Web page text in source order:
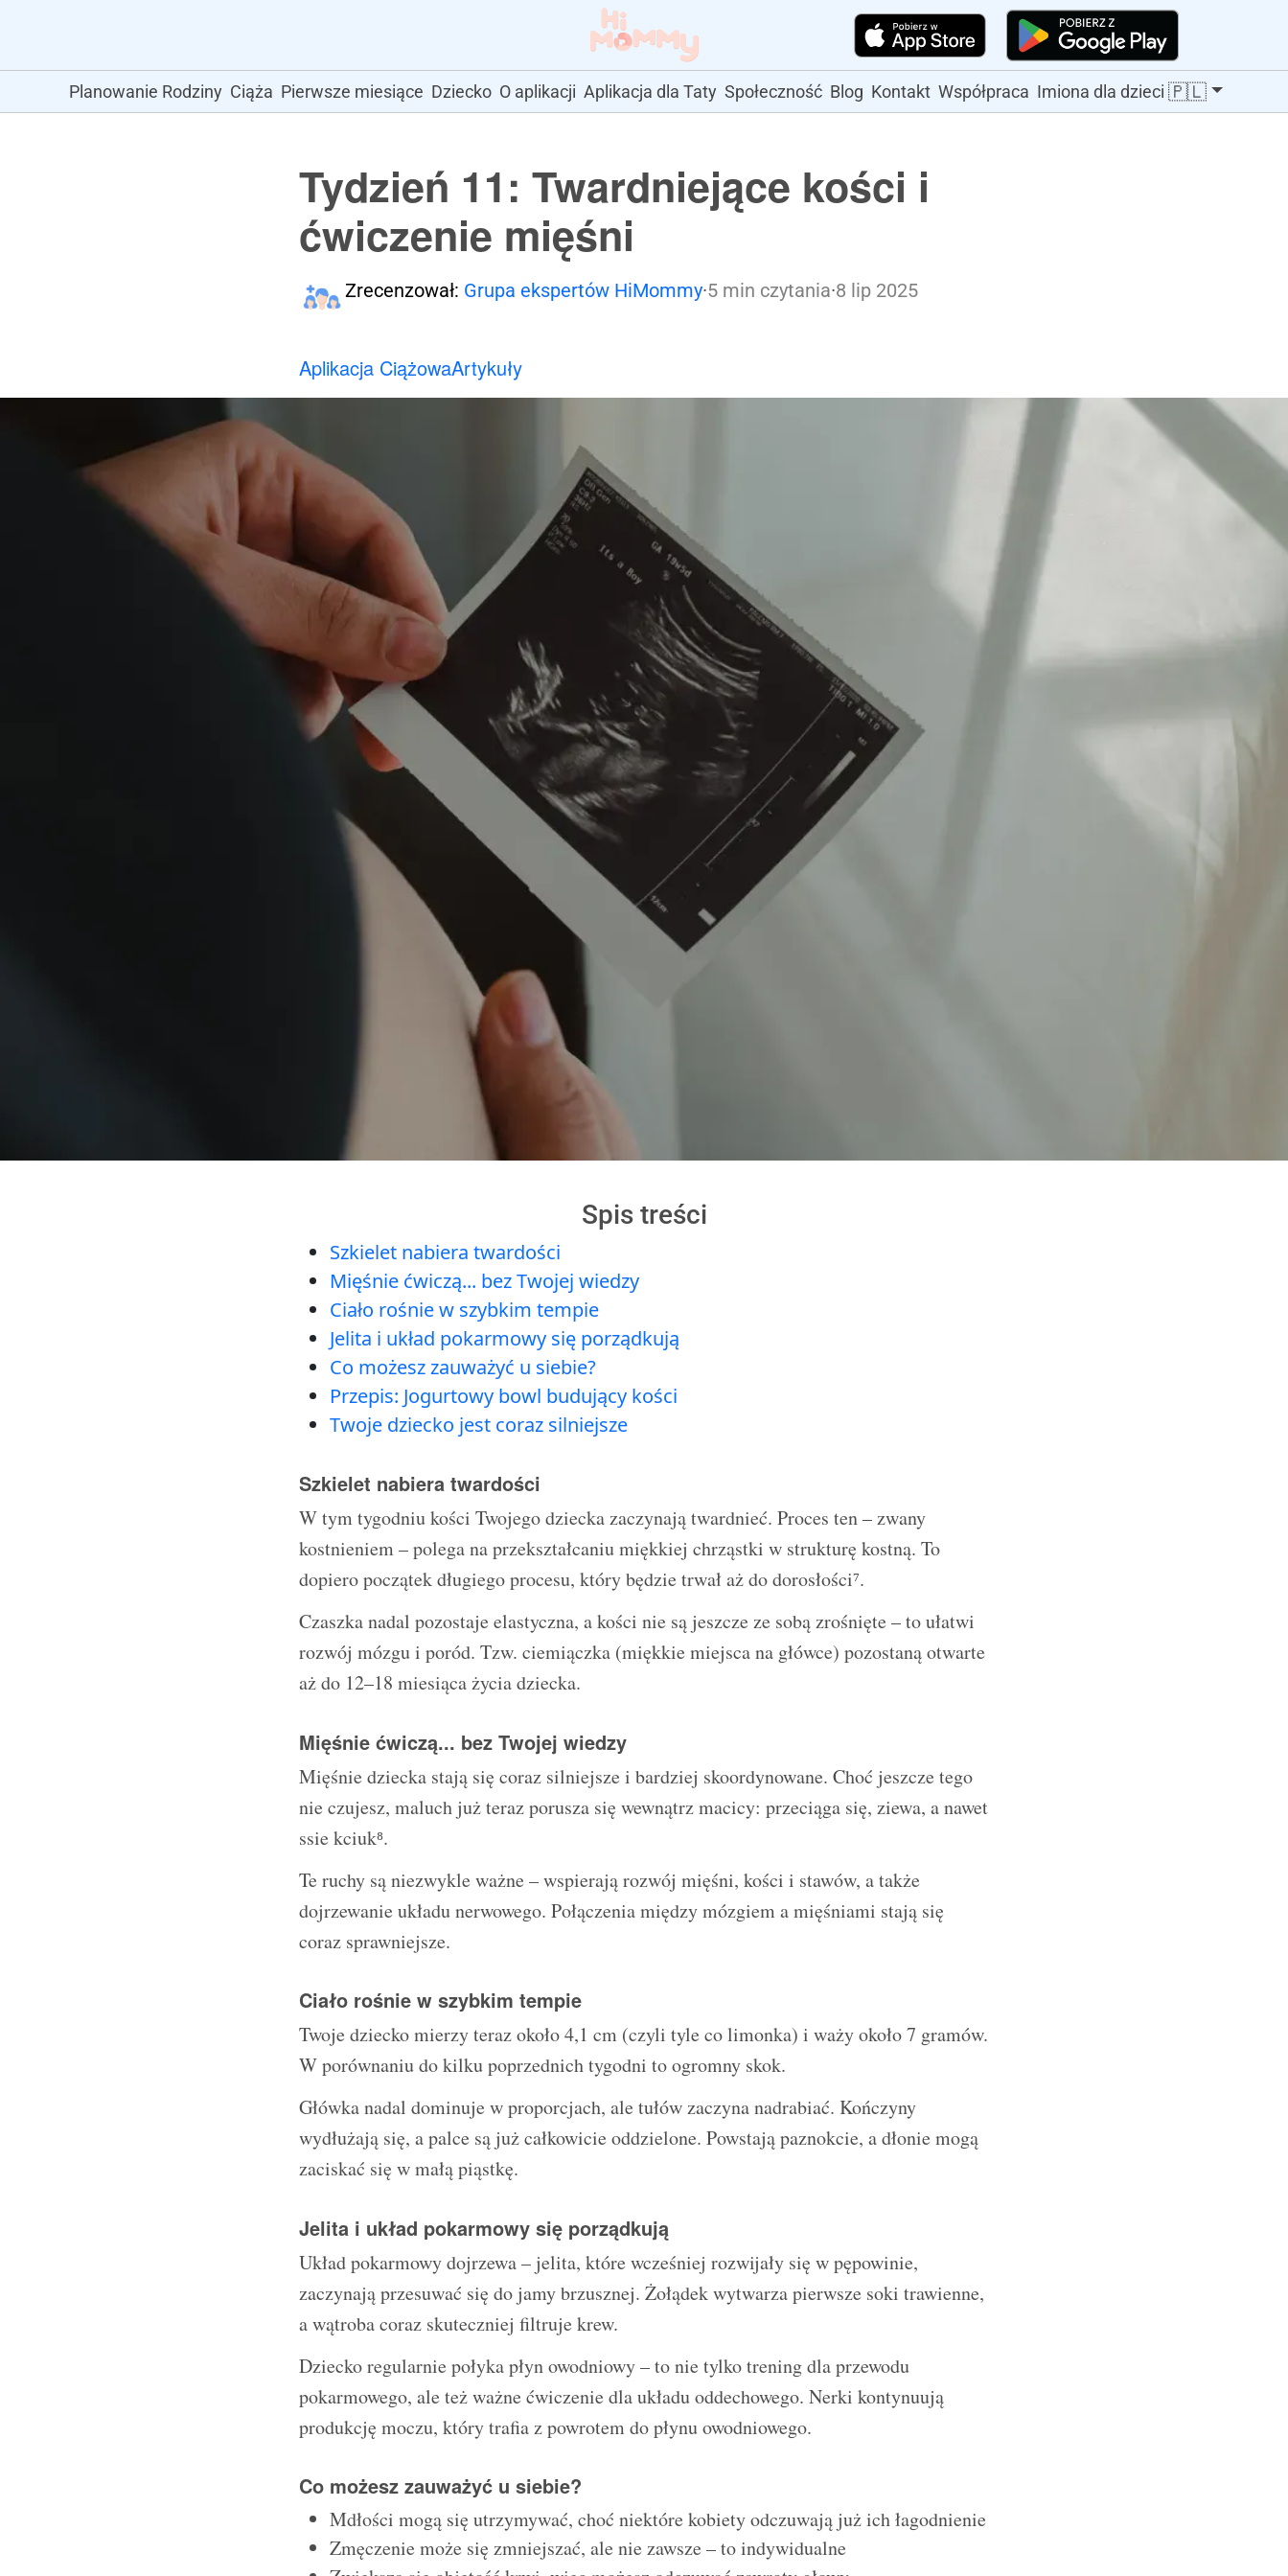
Planowanie Rodziny Ciąża Pierwsze miesiące Dziecko O aplikacji Aplikacja dla Taty Społeczność Blog Kontakt Współpraca Imiona dla dzieci 🇵🇱
Tydzień 11: Twardniejące kości i
ćwiczenie mięśni
Zrecenzował: Grupa ekspertów HiMommy·5 min czytania·8 lip 2025
Aplikacja CiążowaArtykuły
Spis treści
Szkielet nabiera twardości
Mięśnie ćwiczą... bez Twojej wiedzy
Ciało rośnie w szybkim tempie
Jelita i układ pokarmowy się porządkują
Co możesz zauważyć u siebie?
Przepis: Jogurtowy bowl budujący kości
Twoje dziecko jest coraz silniejsze
Szkielet nabiera twardości
W tym tygodniu kości Twojego dziecka zaczynają twardnieć. Proces ten – zwany
kostnieniem – polega na przekształcaniu miękkiej chrząstki w strukturę kostną. To
dopiero początek długiego procesu, który będzie trwał aż do dorosłości⁷.
Czaszka nadal pozostaje elastyczna, a kości nie są jeszcze ze sobą zrośnięte – to ułatwi
rozwój mózgu i poród. Tzw. ciemiączka (miękkie miejsca na główce) pozostaną otwarte
aż do 12–18 miesiąca życia dziecka.
Mięśnie ćwiczą... bez Twojej wiedzy
Mięśnie dziecka stają się coraz silniejsze i bardziej skoordynowane. Choć jeszcze tego
nie czujesz, maluch już teraz porusza się wewnątrz macicy: przeciąga się, ziewa, a nawet
ssie kciuk⁸.
Te ruchy są niezwykle ważne – wspierają rozwój mięśni, kości i stawów, a także
dojrzewanie układu nerwowego. Połączenia między mózgiem a mięśniami stają się
coraz sprawniejsze.
Ciało rośnie w szybkim tempie
Twoje dziecko mierzy teraz około 4,1 cm (czyli tyle co limonka) i waży około 7 gramów.
W porównaniu do kilku poprzednich tygodni to ogromny skok.
Główka nadal dominuje w proporcjach, ale tułów zaczyna nadrabiać. Kończyny
wydłużają się, a palce są już całkowicie oddzielone. Powstają paznokcie, a dłonie mogą
zaciskać się w małą piąstkę.
Jelita i układ pokarmowy się porządkują
Układ pokarmowy dojrzewa – jelita, które wcześniej rozwijały się w pępowinie,
zaczynają przesuwać się do jamy brzusznej. Żołądek wytwarza pierwsze soki trawienne,
a wątroba coraz skuteczniej filtruje krew.
Dziecko regularnie połyka płyn owodniowy – to nie tylko trening dla przewodu
pokarmowego, ale też ważne ćwiczenie dla układu oddechowego. Nerki kontynuują
produkcję moczu, który trafia z powrotem do płynu owodniowego.
Co możesz zauważyć u siebie?
Mdłości mogą się utrzymywać, choć niektóre kobiety odczuwają już ich łagodnienie
Zmęczenie może się zmniejszać, ale nie zawsze – to indywidualne